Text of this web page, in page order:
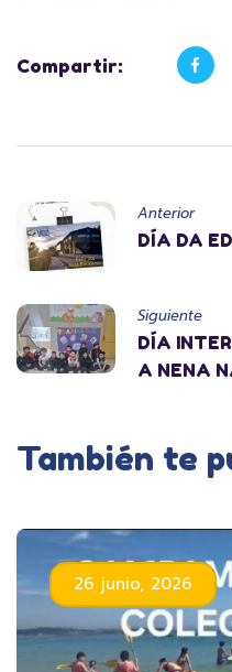
Compartir:
Anterior
DÍA DA
Siguiente
DÍA
A NENA
También te
26 junio, 2026